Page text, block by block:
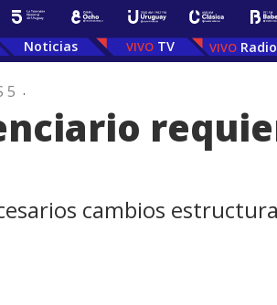
Noticias TV
5 .
cambios